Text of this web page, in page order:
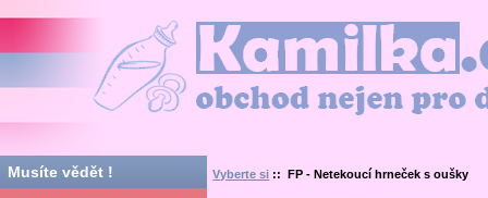
Kamilka.cz - obchod nejen pro děti
Musíte vědět ! Vyberte si :: FP - Netekoucí hrneček s oušky